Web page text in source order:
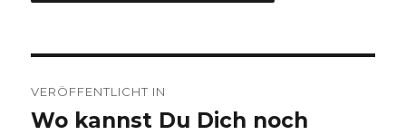
VERÖFFENTLICHT IN
Wo kannst Du Dich noch